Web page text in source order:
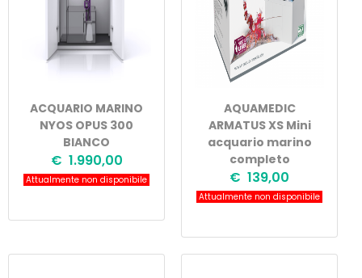
ACQUARIO MARINO
NYOS OPUS 300
BIANCO
€ 1.990,00
Attualmente non disponibile
AQUAMEDIC
ARMATUS XS Mini
acquario marino
completo
€ 139,00
Attualmente non disponibile